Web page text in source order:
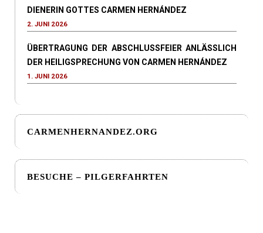
DIENERIN GOTTES CARMEN HERNÁNDEZ
2. JUNI 2026
ÜBERTRAGUNG DER ABSCHLUSSFEIER ANLÄSSLICH
DER HEILIGSPRECHUNG VON CARMEN HERNÁNDEZ
1. JUNI 2026
CARMENHERNANDEZ.ORG
BESUCHE – PILGERFAHRTEN